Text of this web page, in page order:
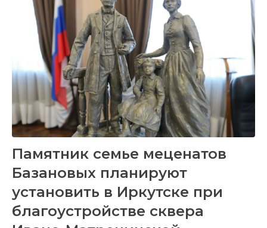
Памятник семье меценатов
Базановых планируют
установить в Иркутске при
благоустройстве сквера